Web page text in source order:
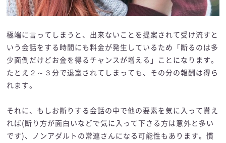
極端に言ってしまうと、出来ないことを提案されて受け流すと
いう会話をする時間にも料金が発生しているため「断るのは多
少面倒だけどお金を得るチャンスが増える」ことになります。
たとえ２～３分で退室されてしまっても、その分の報酬は得ら
れます。
それに、もしお断りする会話の中で他の要素を気に入って貰え
れば(断り方が面白いなどで気に入って下さる方は意外と多い
です)、ノンアダルトの常連さんになる可能性もあります。慣